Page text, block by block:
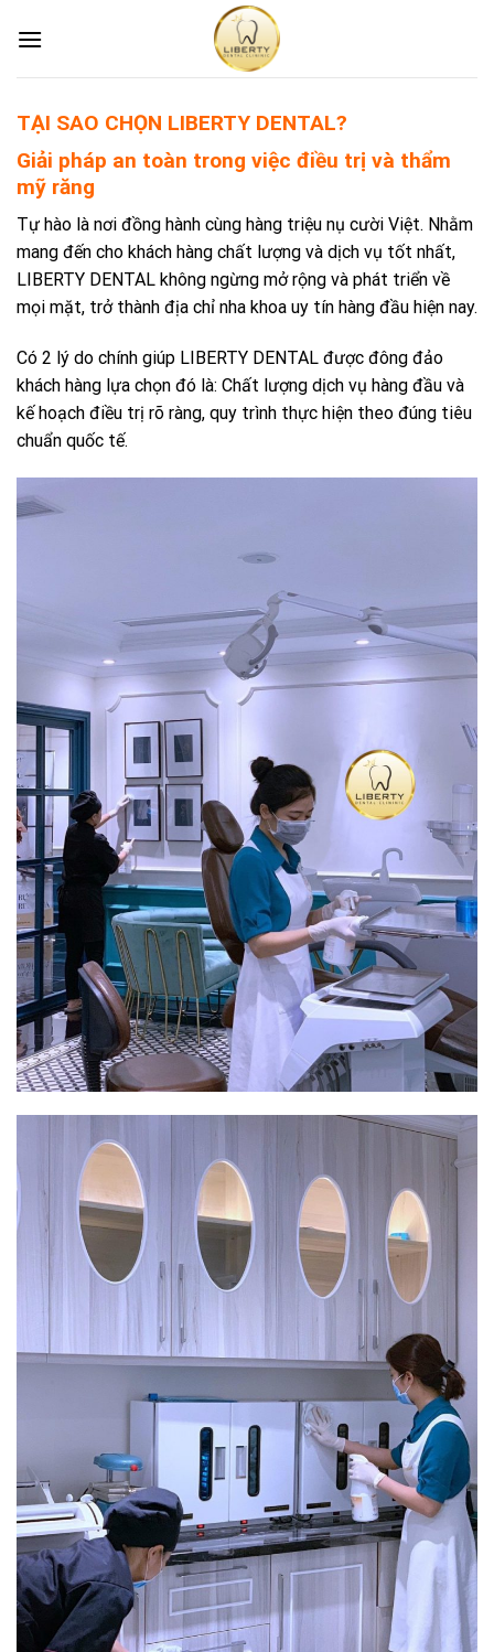
TẠI SAO CHỌN LIBERTY DENTAL?
Giải pháp an toàn trong việc điều trị và thẩm
mỹ răng
Tự hào là nơi đồng hành cùng hàng triệu nụ cười Việt. Nhằm
mang đến cho khách hàng chất lượng và dịch vụ tốt nhất,
LIBERTY DENTAL không ngừng mở rộng và phát triển về
mọi mặt, trở thành địa chỉ nha khoa uy tín hàng đầu hiện nay.
Có 2 lý do chính giúp LIBERTY DENTAL được đông đảo
khách hàng lựa chọn đó là: Chất lượng dịch vụ hàng đầu và
kế hoạch điều trị rõ ràng, quy trình thực hiện theo đúng tiêu
chuẩn quốc tế.